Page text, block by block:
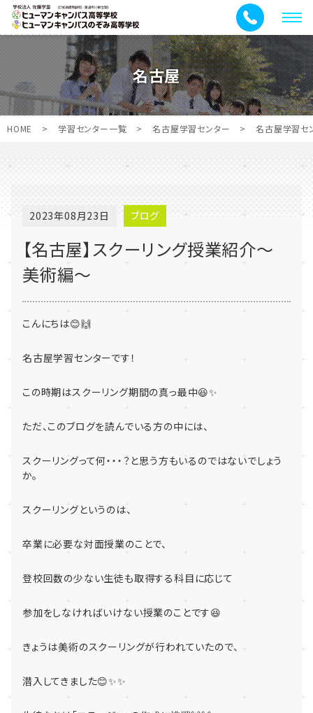
メ
ニ
ュ
ー
名古屋
HOME > 学習センター一覧 > 名古屋学習センター > 名古屋学習セ
2023年08月23日 ブログ
【名古屋】スクーリング授業紹介～
美術編～
こんにちは😊🙌
名古屋学習センターです！
この時期はスクーリング期間の真っ最中😆✨
ただ、このブログを読んでいる方の中には、
スクーリングって何・・・？と思う方もいるのではないでしょう
か。
スクーリングというのは、
卒業に必要な対面授業のことで、
登校回数の少ない生徒も取得する科目に応じて
参加をしなければいけない授業のことです😆
きょうは美術のスクーリングが行われていたので、
潜入してきました😊✨✨